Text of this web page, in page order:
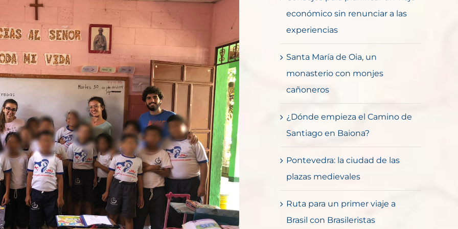
económico sin renunciar a las
experiencias
Santa María de Oia, un
monasterio con monjes
cañoneros
¿Dónde empieza el Camino de
Santiago en Baiona?
Pontevedra: la ciudad de las
plazas medievales
Ruta para un primer viaje a
Brasil con Brasileristas